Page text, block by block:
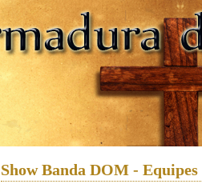
Show Banda DOM -